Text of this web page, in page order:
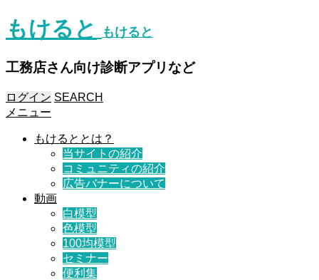
もけると もけると
工務店さん向け診断アプリなど
ログイン SEARCH
メニュー
もけるととは？
当サイトの紹介
コミュニティの紹介
広告バナーについて
動画
白模型
色模型
100均模型
セミナー
便利集